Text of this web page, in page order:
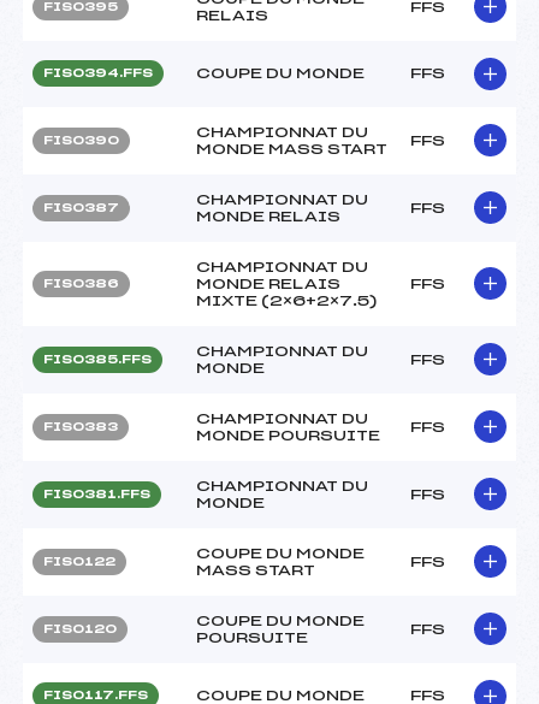
FIS0395
RELAIS
FFS
FIS0394.FFS COUPE DU MONDE FFS
FIS0390
CHAMPIONNAT DU
MONDE MASS START
FFS
FIS0387
CHAMPIONNAT DU
MONDE RELAIS
FFS
FIS0386
CHAMPIONNAT DU
MONDE RELAIS
MIXTE (2×6+2×7.5)
FFS
FIS0385.FFS
CHAMPIONNAT DU
MONDE
FFS
FIS0383
CHAMPIONNAT DU
MONDE POURSUITE
FFS
FIS0381.FFS
CHAMPIONNAT DU
MONDE
FFS
FIS0122
COUPE DU MONDE
MASS START
FFS
FIS0120
COUPE DU MONDE
POURSUITE
FFS
FIS0117.FFS COUPE DU MONDE FFS